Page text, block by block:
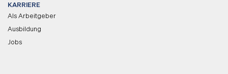
KARRIERE
Als Arbeitgeber
Ausbildung
Jobs